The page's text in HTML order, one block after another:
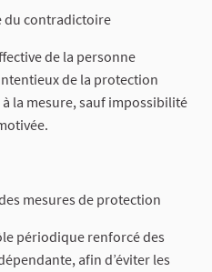
du contradictoire
de la personne
de la protection
la mesure, sauf impossibilité
mesures de protection
périodique renforcé des
afin d’éviter les